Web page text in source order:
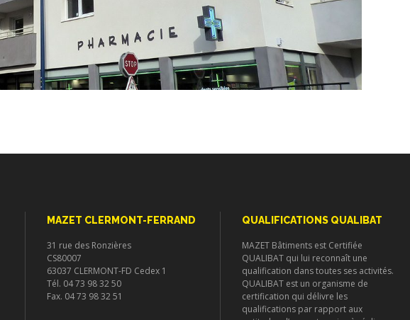
MAZET CLERMONT-FERRAND
31 rue des Ronzières
CS80007
63037 CLERMONT-FD Cedex 1
Tél. 04 73 98 32 50
Fax. 04 73 98 32 51
QUALIFICATIONS QUALIBAT
MAZET Bâtiments est Certifiée
QUALIBAT qui lui reconnaît une
qualification dans toutes ses activités.
QUALIBAT est un organisme de
certification qui délivre les
qualifications par rapport aux